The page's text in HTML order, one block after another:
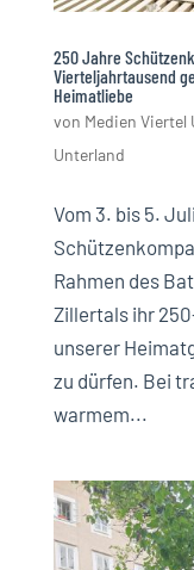
250 Jahre
Vierteljahrtausend
Heimatliebe
von Medien Viertel
Unterland
Vom 3. bis 5.
Rahmen des
Zillertals ihr
unserer
zu dürfen. Bei
warmem...